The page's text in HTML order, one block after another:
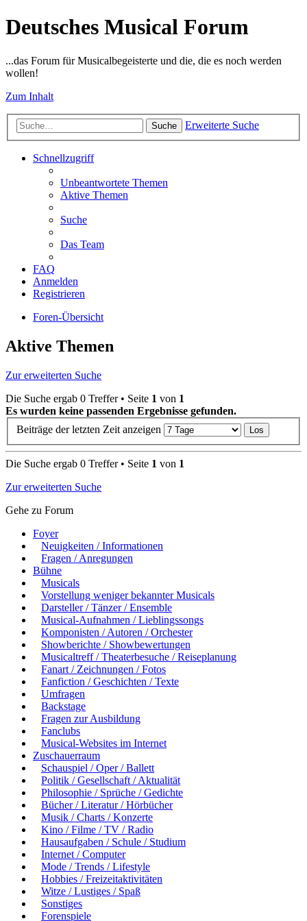
Deutsches Musical Forum
...das Forum für Musicalbegeisterte und die, die es noch werden
wollen!
Zum Inhalt
Suche Erweiterte Suche
Schnellzugriff
Unbeantwortete Themen
Aktive Themen
Suche
Das Team
FAQ
Anmelden
Registrieren
Foren-Übersicht
Aktive Themen
Zur erweiterten Suche
Die Suche ergab 0 Treffer • Seite 1 von 1
Es wurden keine passenden Ergebnisse gefunden.
Beiträge der letzten Zeit anzeigen
Die Suche ergab 0 Treffer • Seite 1 von 1
Zur erweiterten Suche
Gehe zu Forum
Foyer
Neuigkeiten / Informationen
Fragen / Anregungen
Bühne
Musicals
Vorstellung weniger bekannter Musicals
Darsteller / Tänzer / Ensemble
Musical-Aufnahmen / Lieblingssongs
Komponisten / Autoren / Orchester
Showberichte / Showbewertungen
Musicaltreff / Theaterbesuche / Reiseplanung
Fanart / Zeichnungen / Fotos
Fanfiction / Geschichten / Texte
Umfragen
Backstage
Fragen zur Ausbildung
Fanclubs
Musical-Websites im Internet
Zuschauerraum
Schauspiel / Oper / Ballett
Politik / Gesellschaft / Aktualität
Philosophie / Sprüche / Gedichte
Bücher / Literatur / Hörbücher
Musik / Charts / Konzerte
Kino / Filme / TV / Radio
Hausaufgaben / Schule / Studium
Internet / Computer
Mode / Trends / Lifestyle
Hobbies / Freizeitaktivitäten
Witze / Lustiges / Spaß
Sonstiges
Forenspiele